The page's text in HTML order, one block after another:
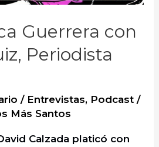
Guerrera con
Periodista
/ Entrevistas, Podcast /
Más Santos
Calzada platicó con